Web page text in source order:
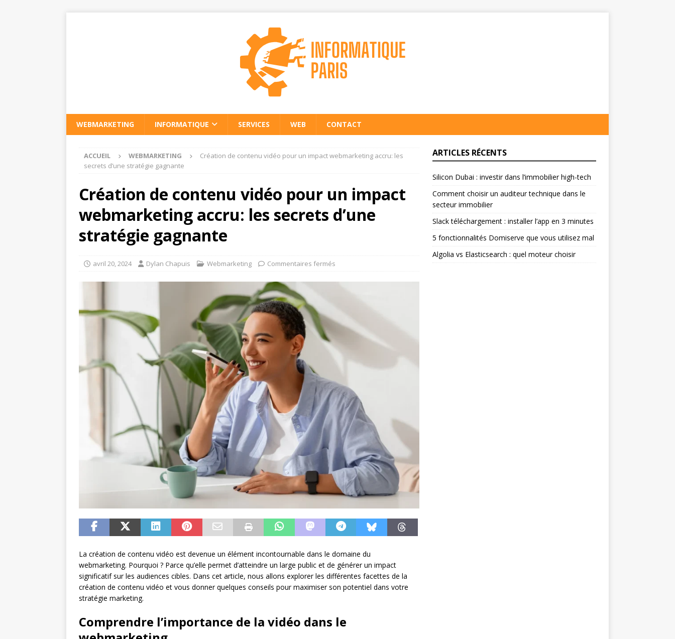
WEBMARKETING INFORMATIQUE SERVICES WEB CONTACT
ACCUEIL WEBMARKETING
Création de contenu vidéo pour un impact webmarketing accru: les
secrets d’une stratégie gagnante
Création de contenu vidéo pour un impact
webmarketing accru: les secrets d’une
stratégie gagnante
avril 20, 2024 Dylan Chapuis Webmarketing Commentaires fermés
La création de contenu vidéo est devenue un élément incontournable dans le domaine du
webmarketing. Pourquoi ? Parce qu’elle permet d’atteindre un large public et de générer un impact
significatif sur les audiences cibles. Dans cet article, nous allons explorer les différentes facettes de la
création de contenu vidéo et vous donner quelques conseils pour maximiser son potentiel dans votre
stratégie marketing.
Comprendre l’importance de la vidéo dans le
ARTICLES RÉCENTS
Silicon Dubai : investir dans l’immobilier high-tech
Comment choisir un auditeur technique dans le
secteur immobilier
Slack téléchargement : installer l’app en 3 minutes
5 fonctionnalités Domiserve que vous utilisez mal
Algolia vs Elasticsearch : quel moteur choisir